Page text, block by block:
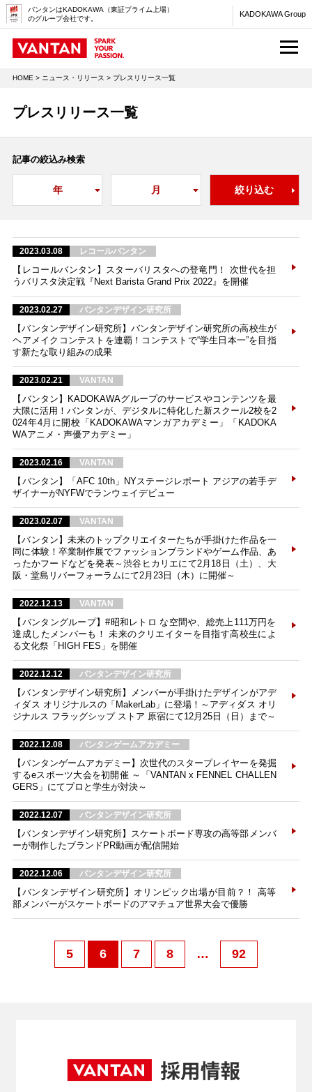
バンタンはKADOKAWA（東証プライム上場）
のグループ会社です。
KADOKAWA Group
HOME > ニュース・リリース > プレスリリース一覧
プレスリリース一覧
記事の絞込み検索
2023.03.08 レコールバンタン
【レコールバンタン】スターバリスタへの登竜門！ 次世代を担
うバリスタ決定戦『Next Barista Grand Prix 2022』を開催
2023.02.27 バンタンデザイン研究所
【バンタンデザイン研究所】バンタンデザイン研究所の高校生が
ヘアメイクコンテストを連覇！コンテストで“学生日本一”を目指
す新たな取り組みの成果
2023.02.21 VANTAN
【バンタン】KADOKAWAグループのサービスやコンテンツを最
大限に活用！バンタンが、デジタルに特化した新スクール2校を2
024年4月に開校「KADOKAWAマンガアカデミー」「KADOKA
WAアニメ・声優アカデミー」
2023.02.16 VANTAN
【バンタン】「AFC 10th」NYステージレポート アジアの若手デ
ザイナーがNYFWでランウェイデビュー
2023.02.07 VANTAN
【バンタン】未来のトップクリエイターたちが手掛けた作品を一
同に体験！卒業制作展でファッションブランドやゲーム作品、あ
ったかフードなどを発表～渋谷ヒカリエにて2月18日（土）、大
阪・堂島リバーフォーラムにて2月23日（木）に開催～
2022.12.13 VANTAN
【バンタングループ】#昭和レトロ な空間や、総売上111万円を
達成したメンバーも！ 未来のクリエイターを目指す高校生によ
る文化祭「HIGH FES」を開催
2022.12.12 バンタンデザイン研究所
【バンタンデザイン研究所】メンバーが手掛けたデザインがアデ
ィダス オリジナルスの「MakerLab」に登場！～アディダス オリ
ジナルス フラッグシップ ストア 原宿にて12月25日（日）まで～
2022.12.08 バンタンゲームアカデミー
【バンタンゲームアカデミー】次世代のスタープレイヤーを発掘
するeスポーツ大会を初開催 ～「VANTAN x FENNEL CHALLEN
GERS」にてプロと学生が対決～
2022.12.07 バンタンデザイン研究所
【バンタンデザイン研究所】スケートボード専攻の高等部メンバ
ーが制作したブランドPR動画が配信開始
2022.12.06 バンタンデザイン研究所
【バンタンデザイン研究所】オリンピック出場が目前？！ 高等
部メンバーがスケートボードのアマチュア世界大会で優勝
5 6 7 8 … 92